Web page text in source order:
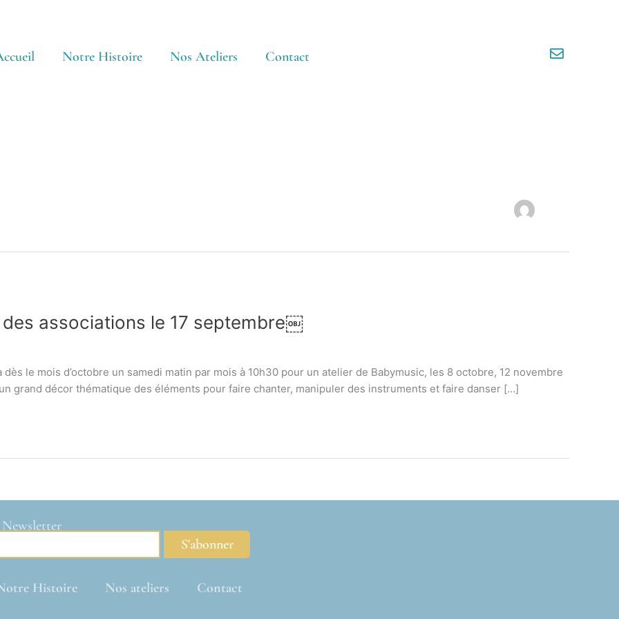
Notre Histoire Nos Ateliers Contact
associations le 17 septembre￼
le mois d’octobre un samedi matin par mois à 10h30 pour un atelier de Babymusic, les 8 octobre, 12 novembre
grand décor thématique des éléments pour faire chanter, manipuler des instruments et faire danser […]
Newsletter
S'abonner
Histoire Nos ateliers Contact